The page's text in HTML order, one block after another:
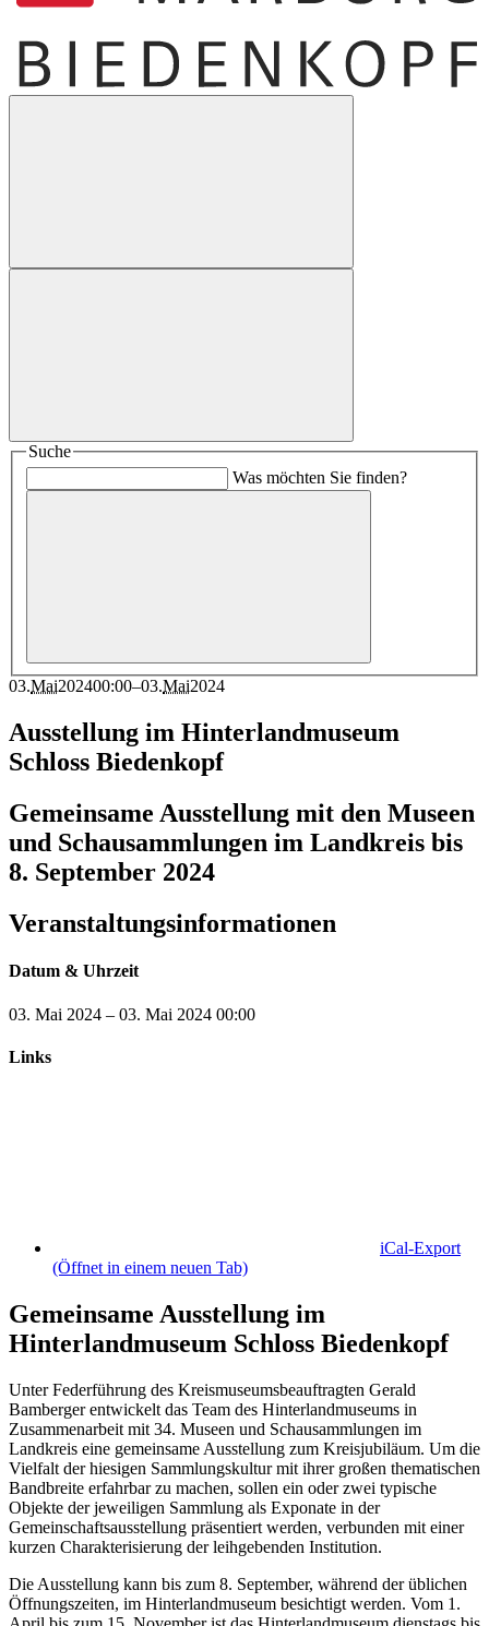
Suche
Was möchten Sie finden?
03.Mai202400:00–03.Mai2024
Ausstellung im Hinterlandmuseum
Schloss Biedenkopf
Gemeinsame Ausstellung mit den Museen
und Schausammlungen im Landkreis bis
8. September 2024
Veranstaltungsinformationen
Datum & Uhrzeit
03. Mai 2024 – 03. Mai 2024 00:00
Links
iCal-Export
(Öffnet in einem neuen Tab)
Gemeinsame Ausstellung im
Hinterlandmuseum Schloss Biedenkopf
Unter Federführung des Kreismuseumsbeauftragten Gerald
Bamberger entwickelt das Team des Hinterlandmuseums in
Zusammenarbeit mit 34. Museen und Schausammlungen im
Landkreis eine gemeinsame Ausstellung zum Kreisjubiläum. Um die
Vielfalt der hiesigen Sammlungskultur mit ihrer großen thematischen
Bandbreite erfahrbar zu machen, sollen ein oder zwei typische
Objekte der jeweiligen Sammlung als Exponate in der
Gemeinschaftsausstellung präsentiert werden, verbunden mit einer
kurzen Charakterisierung der leihgebenden Institution.
Die Ausstellung kann bis zum 8. September, während der üblichen
Öffnungszeiten, im Hinterlandmuseum besichtigt werden. Vom 1.